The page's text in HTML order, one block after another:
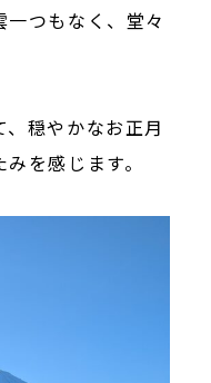
つもなく、堂々
穏やかなお正月
を感じます。